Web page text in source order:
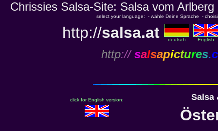
Chrissies Salsa-Site: Salsa vom
select your language: - wähle Deine Sprache -
http://salsa.at deutsch English
http:// salsapictures.c
click for English version: Salsa